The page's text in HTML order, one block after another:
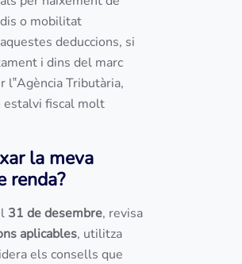
o mobilitat
deduccions, si
i dins del marc
l‟Agència Tributària,
estalvi fiscal molt
la meva
renda?
31 de desembre, revisa
aplicables, utilitza
els consells que